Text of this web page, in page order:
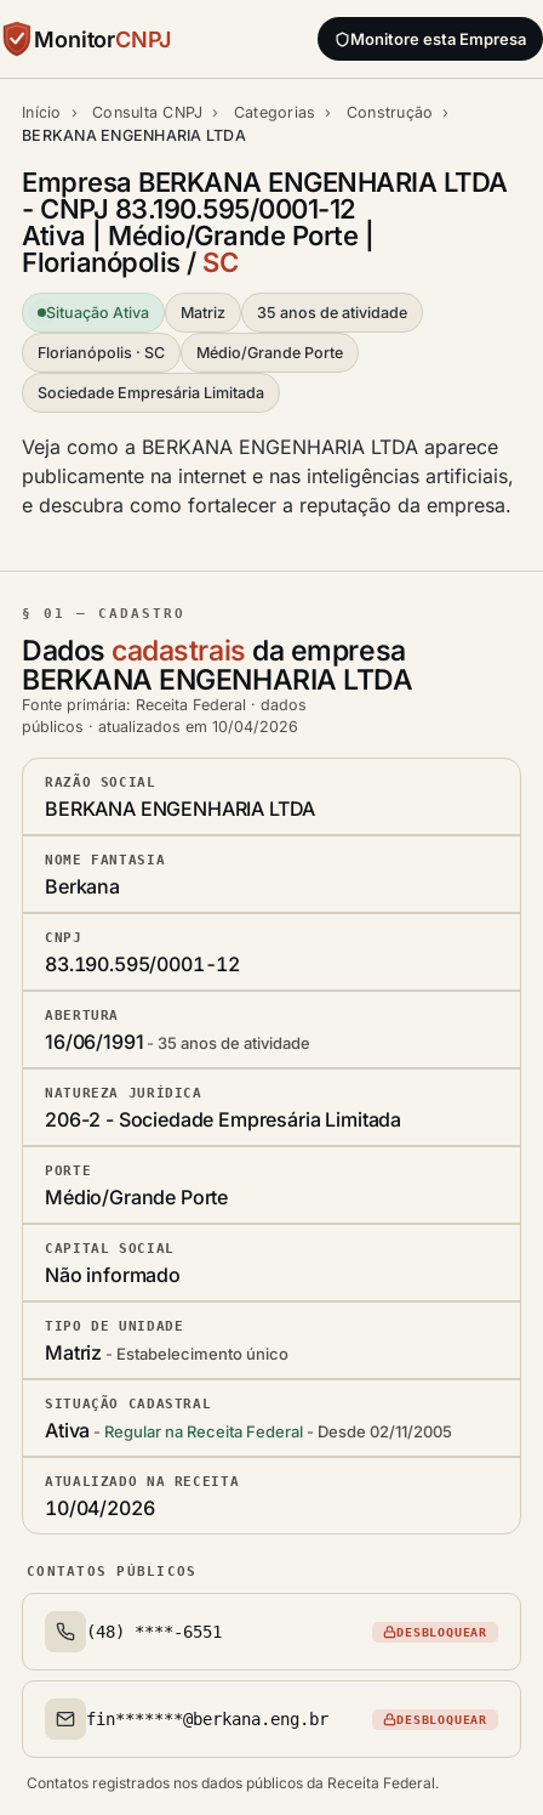
MonitorCNPJ Monitore esta Empresa
Início › Consulta CNPJ › Categorias › Construção
›
BERKANA ENGENHARIA LTDA
Empresa BERKANA ENGENHARIA LTDA
- CNPJ 83.190.595/0001-12
Ativa | Médio/Grande Porte |
Florianópolis / SC
Situação Ativa Matriz 35 anos de atividade
Florianópolis · SC Médio/Grande Porte
Sociedade Empresária Limitada
Veja como a BERKANA ENGENHARIA LTDA aparece
publicamente na internet e nas inteligências artificiais,
e descubra como fortalecer a reputação da empresa.
§ 01 — CADASTRO
Dados cadastrais da empresa
BERKANA ENGENHARIA LTDA
Fonte primária: Receita Federal · dados
públicos · atualizados em 10/04/2026
RAZÃO SOCIAL
BERKANA ENGENHARIA LTDA
NOME FANTASIA
Berkana
CNPJ
83.190.595/0001-12
ABERTURA
16/06/1991 35 anos de atividade
NATUREZA JURÍDICA
206-2 - Sociedade Empresária Limitada
PORTE
Médio/Grande Porte
CAPITAL SOCIAL
Não informado
TIPO DE UNIDADE
Matriz Estabelecimento único
SITUAÇÃO CADASTRAL
Ativa Regular na Receita Federal Desde 02/11/2005
ATUALIZADO NA RECEITA
10/04/2026
CONTATOS PÚBLICOS
Telefone(s)
(48) ****-6551 DESBLOQUEAR
Email(s)
fin*******@berkana.eng.br DESBLOQUEAR
Contatos registrados nos dados públicos da Receita Federal.